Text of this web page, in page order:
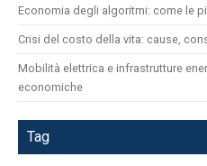
Economia degli algoritmi: come le
Crisi del costo della vita: cause,
Mobilità elettrica e infrastrutture
economiche
Tag